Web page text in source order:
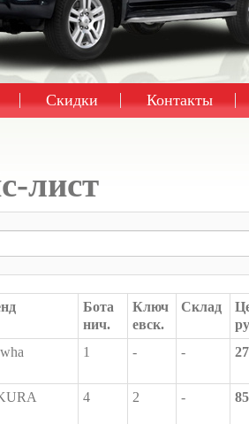
Скидки Контакты
лист
Бота
нич.
Ключ
евск.
Склад
1 - -
4 2 -